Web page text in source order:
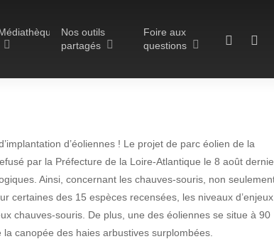
Nos outils
partagés
Foire aux
questions
twitter
la Préfecture de
d’éoliennes ! Le projet de parc éolien de la
par la Préfecture de la Loire-Atlantique le 8 août
Ainsi, concernant les chauves-souris, non
certaines des 15 espèces recensées, les niveaux
chauves-souris. De plus, une des éoliennes se situe à 90
canopée des haies arbustives surplombées.